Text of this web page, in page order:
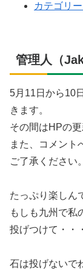
カテゴリ
管理人（
5月11日から10
きます。
その間はHPの更
また、コメント
ご了承ください。
たっぷり楽しん
もしも九州で私
投げつけて・・
石は投げないで